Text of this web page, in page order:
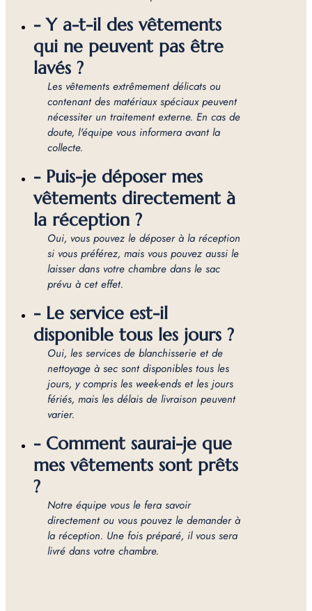
- Y a-t-il des vêtements
qui ne peuvent pas être
lavés ?
Les vêtements extrêmement délicats ou
contenant des matériaux spéciaux peuvent
nécessiter un traitement externe. En cas de
doute, l'équipe vous informera avant la
collecte.
- Puis-je déposer mes
vêtements directement à
la réception ?
Oui, vous pouvez le déposer à la réception
si vous préférez, mais vous pouvez aussi le
laisser dans votre chambre dans le sac
prévu à cet effet.
- Le service est-il
disponible tous les jours ?
Oui, les services de blanchisserie et de
nettoyage à sec sont disponibles tous les
jours, y compris les week-ends et les jours
fériés, mais les délais de livraison peuvent
varier.
- Comment saurai-je que
mes vêtements sont prêts
?
Notre équipe vous le fera savoir
directement ou vous pouvez le demander à
la réception. Une fois préparé, il vous sera
livré dans votre chambre.